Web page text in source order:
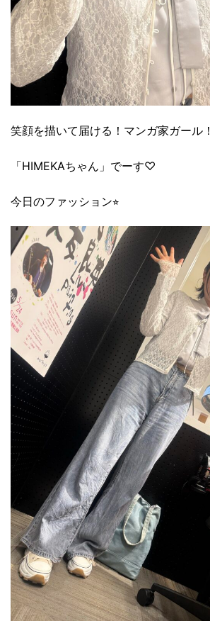
笑顔を描いて届ける！マンガ家ガール！
「HIMEKAちゃん」でーす♡
今日のファッション⭐︎